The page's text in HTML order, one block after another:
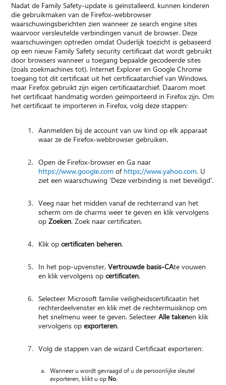
Nadat de Family Safety-update is geïnstalleerd, kunnen kinderen
die gebruikmaken van de Firefox-webbrowser
waarschuwingsberichten zien wanneer ze search engine sites
waarvoor versleutelde verbindingen vanuit de browser. Deze
waarschuwingen optreden omdat Ouderlijk toezicht is gebaseerd
op een nieuw Family Safety security certificaat dat wordt gebruikt
door browsers wanneer u toegang bepaalde gecodeerde sites
(zoals zoekmachines tot). Internet Explorer en Google Chrome
toegang tot dit certificaat uit het certificaatarchief van Windows,
maar Firefox gebruikt zijn eigen certificaatarchief. Daarom moet
het certificaat handmatig worden geïmporteerd in Firefox zijn. Om
het certificaat te importeren in Firefox, volg deze stappen:
Aanmelden bij de account van uw kind op elk apparaat
waar ze de Firefox-webbrowser gebruiken.
Open de Firefox-browser en Ga naar
https://www.google.com of https://www.yahoo.com. U
ziet een waarschuwing 'Deze verbinding is niet beveiligd'.
Veeg naar het midden vanaf de rechterrand van het
scherm om de charms weer te geven en klik vervolgens
opZoeken. Zoek naar certificaten.
Klik opcertificaten beheren.
In het pop-upvenster,Vertrouwde basis-CAte vouwen
en klik vervolgens opcertificaten.
Selecteer Microsoft familie veiligheidscertificaatin het
rechterdeelvenster en klik met de rechtermuisknop om
het snelmenu weer te geven. SelecteerAlle takenen klik
vervolgens opexporteren.
Volg de stappen van de wizard Certificaat exporteren:
Wanneer u wordt gevraagd of u de persoonlijke sleutel
exporteren, klikt u op No.